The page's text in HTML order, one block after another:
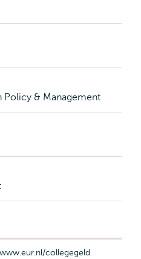
Policy & Management
collegegeld.